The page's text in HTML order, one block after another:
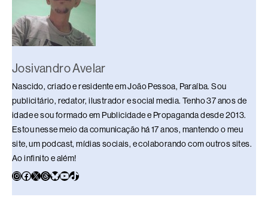
Josivandro Avelar
Nascido, criado e residente em João Pessoa, Paraíba. Sou
publicitário, redator, ilustrador e social media. Tenho 37 anos de
idade e sou formado em Publicidade e Propaganda desde 2013.
Estou nesse meio da comunicação há 17 anos, mantendo o meu
site, um podcast, mídias sociais, e colaborando com outros sites.
Ao infinito e além!